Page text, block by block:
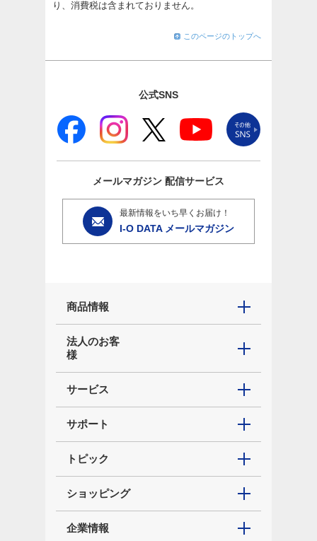
り、消費税は含まれておりません。
このページのトップへ
公式SNS
メールマガジン 配信サービス
最新情報をいち早くお届け！
I-O DATA メールマガジン
商品情報
法人のお客
様
サービス
サポート
トピック
ショッピング
企業情報